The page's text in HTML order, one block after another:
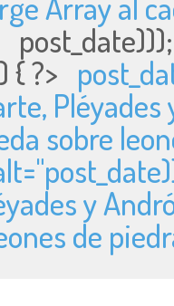
{ ?>
Pléyades
sobre
y
de